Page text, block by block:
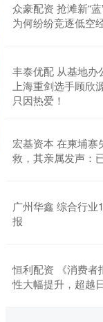
众豪配资 抢滩新“
为何纷纷竞逐低空
丰泰优配 从基地办
上海重剑选手顾欣
只因热爱！
宏基资本 在柬埔寨
救，其亲属发声：
广州华鑫 综合行业
报
恒利配资 《消费者
性大幅提升，超越